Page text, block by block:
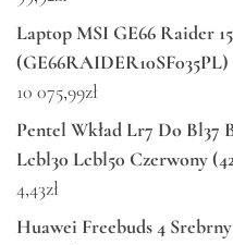
Laptop MSI GE66 Raider
(GE66RAIDER10SF035PL)
10 075,99zł
Pentel Wkład Lr7 Do Bl37
Lcbl30 Lcbl50 Czerwony
4,43zł
Huawei Freebuds 4 Srebrny